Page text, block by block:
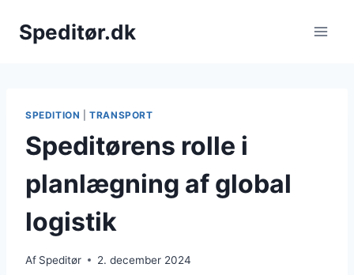
Speditør.dk
SPEDITION |TRANSPORT
Speditørens rolle i
planlægning af global
logistik
Af Speditør 2. december 2024